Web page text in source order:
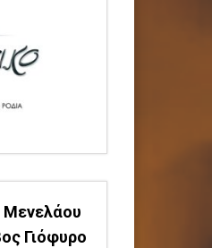
Μενελάου
Γιόφυρο